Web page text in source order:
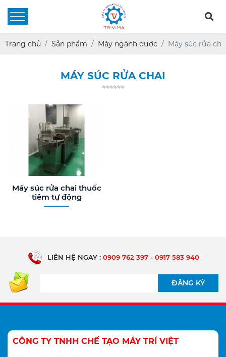
Trang chủ Sản phẩm Máy ngành dược Máy súc rửa
MÁY SÚC RỬA CHAI
Máy súc rửa chai thuốc
tiêm tự động
LIÊN HỆ NGAY : 0909 762 397 - 0917 583 940
CÔNG TY TNHH CHẾ TẠO MÁY TRÍ VIỆT